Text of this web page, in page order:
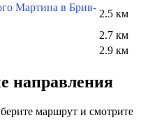
Мартина в Брив-
2.5 км
2.7 км
2.9 км
направления
маршрут и смотрите